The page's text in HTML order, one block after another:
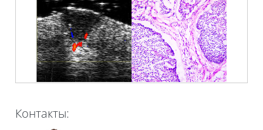
Контакты: